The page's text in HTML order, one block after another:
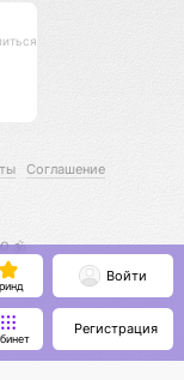
Соглашение
🕉️
Войти
Регистрация